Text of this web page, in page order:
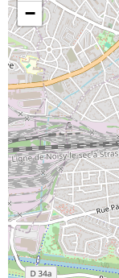
−